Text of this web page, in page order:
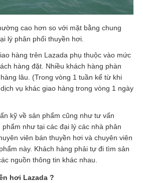
cao hơn so với mặt bằng chung
lý phân phối thuyền hơi.
hàng trên Lazada phụ thuộc vào mức
hàng đặt. Nhiều khách hàng phàn
lâu. (Trong vòng 1 tuần kể từ khi
vụ khác giao hàng trong vòng 1 ngày
kỹ về sản phẩm cũng như tư vấn
như tại các đại lý các nhà phân
viên bán thuyền hơi và chuyên viên
này. Khách hàng phải tự đi tìm sản
nguồn thông tin khác nhau.
hơi Lazada ?